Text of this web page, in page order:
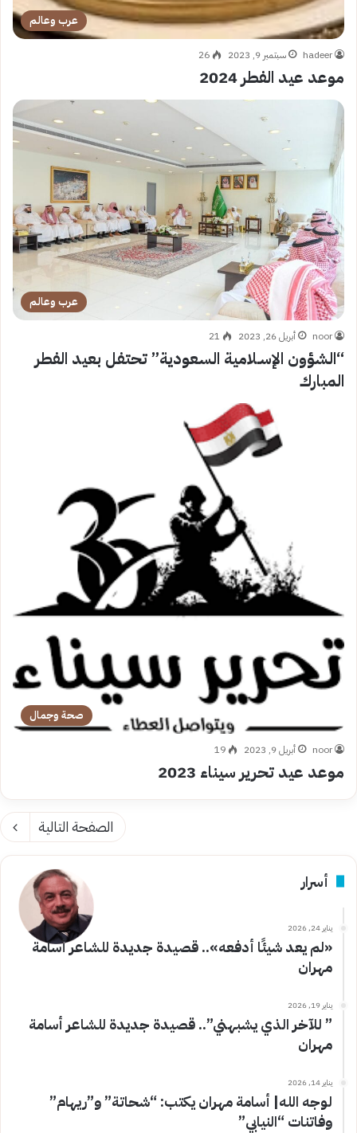
عرب وعالم
hadeer سبتمبر 9, 2023 26
موعد عيد الفطر 2024
عرب وعالم
noor أبريل 26, 2023 21
“الشؤون الإسـلامية السعودية” تحتفل بعيد الفطر
المبارك
صحة وجمال
noor أبريل 9, 2023 19
موعد عيد تحرير سيناء 2023
الصفحة التالية
أسرار
يناير 24, 2026
«لم يعد شيئًا أدفعه».. قصيدة جديدة للشاعر أسامة
مهران
يناير 19, 2026
” للآخر الذي يشبهني”.. قصيدة جديدة للشاعر أسامة
مهران
يناير 14, 2026
لوجه الله| أسامة مهران يكتب: “شحاتة” و”ريهام”
وفاتنات “النيابي”